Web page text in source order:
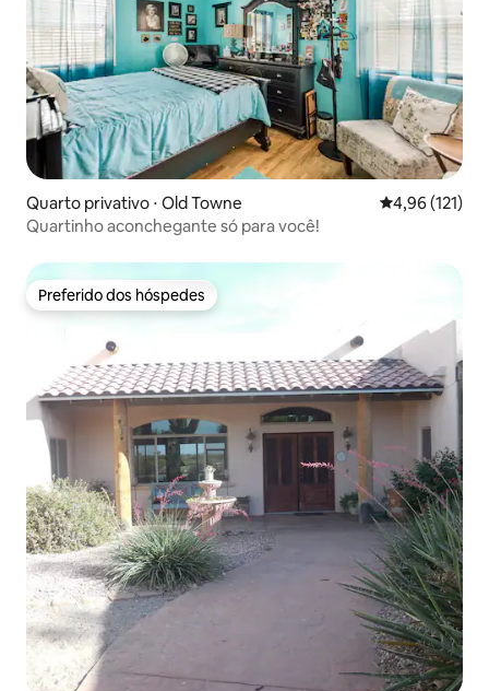
Quarto privativo ⋅ Old Towne 4,96 de uma
4,96 (121)
Quartinho aconchegante só para você!
Preferido dos hóspedes
Preferido dos hóspedes